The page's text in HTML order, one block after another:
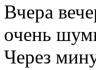
Вчера
очень
Через